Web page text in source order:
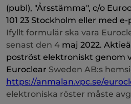
(publ), "Årsstämma", c/o
101 23 Stockholm eller med
Ifyllt formulär ska vara
senast den 4 maj 2022.
poströst elektroniskt genom
Euroclear Sweden AB:s
https://anmalan.vpc.se/
elektroniska röster måste